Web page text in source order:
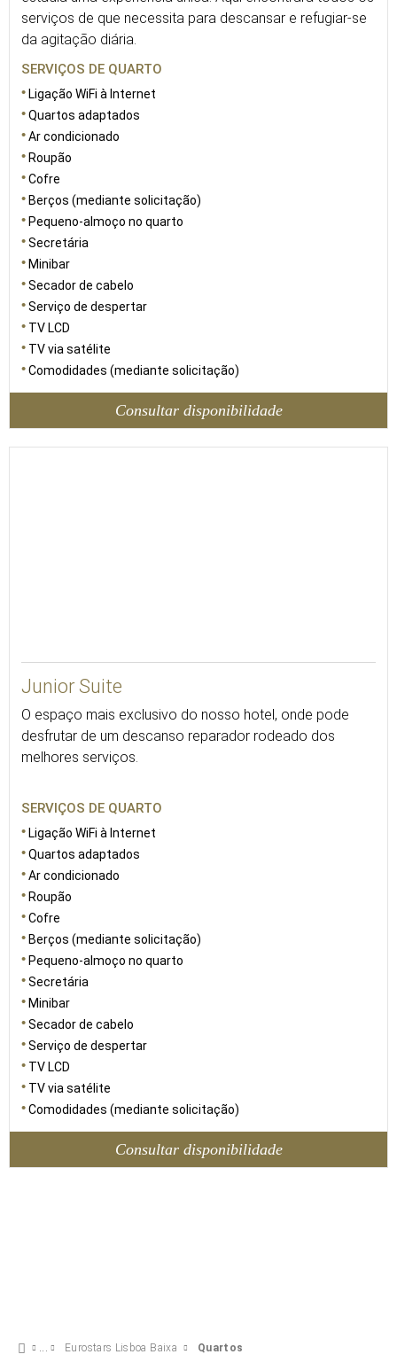
serviços de que necessita para descansar e refugiar-se
da agitação diária.
SERVIÇOS DE QUARTO
Ligação WiFi à Internet
Quartos adaptados
Ar condicionado
Roupão
Cofre
Berços (mediante solicitação)
Pequeno-almoço no quarto
Secretária
Minibar
Secador de cabelo
Serviço de despertar
TV LCD
TV via satélite
Comodidades (mediante solicitação)
Consultar disponibilidade
Junior Suite
O espaço mais exclusivo do nosso hotel, onde pode
desfrutar de um descanso reparador rodeado dos
melhores serviços.
SERVIÇOS DE QUARTO
Ligação WiFi à Internet
Quartos adaptados
Ar condicionado
Roupão
Cofre
Berços (mediante solicitação)
Pequeno-almoço no quarto
Secretária
Minibar
Secador de cabelo
Serviço de despertar
TV LCD
TV via satélite
Comodidades (mediante solicitação)
Consultar disponibilidade
Eurostars Lisboa Baixa Quartos